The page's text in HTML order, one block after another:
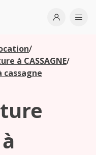
Open
/
à CASSAGNE/
cassagne